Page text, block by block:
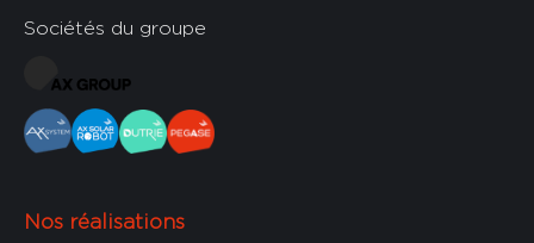
Sociétés du groupe
Nos réalisations